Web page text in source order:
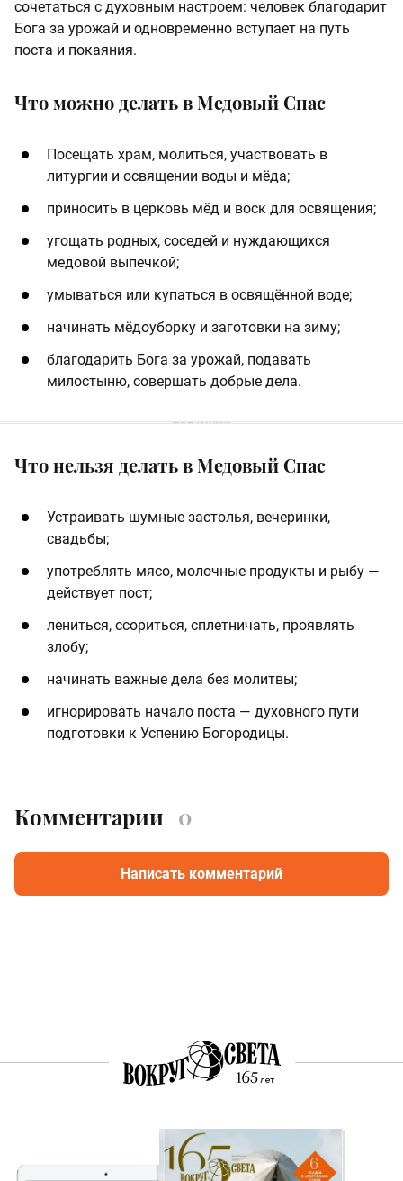
сочетаться с духовным настроем: человек благодарит
Бога за урожай и одновременно вступает на путь
поста и покаяния.
Что можно делать в Медовый Спас
Посещать храм, молиться, участвовать в
литургии и освящении воды и мёда;
приносить в церковь мёд и воск для освящения;
угощать родных, соседей и нуждающихся
медовой выпечкой;
умываться или купаться в освящённой воде;
начинать мёдоуборку и заготовки на зиму;
благодарить Бога за урожай, подавать
милостыню, совершать добрые дела.
Что нельзя делать в Медовый Спас
Устраивать шумные застолья, вечеринки,
свадьбы;
употреблять мясо, молочные продукты и рыбу —
действует пост;
лениться, ссориться, сплетничать, проявлять
злобу;
начинать важные дела без молитвы;
игнорировать начало поста — духовного пути
подготовки к Успению Богородицы.
Комментарии 0
Написать комментарий